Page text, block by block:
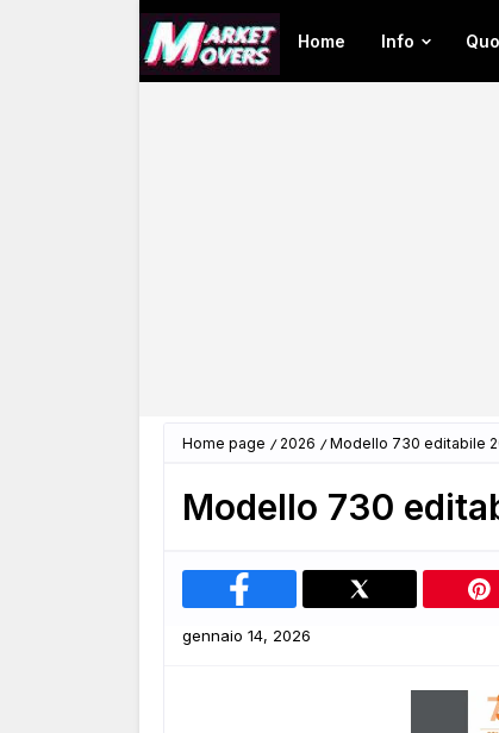
Home Info
Home page 2026 Modello 730 editabile
Modello 730
gennaio 14, 2026